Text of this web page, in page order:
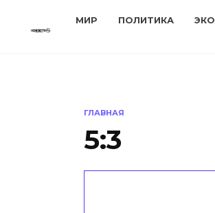
МИР ПОЛИТИКА
ГЛАВНАЯ
5:3